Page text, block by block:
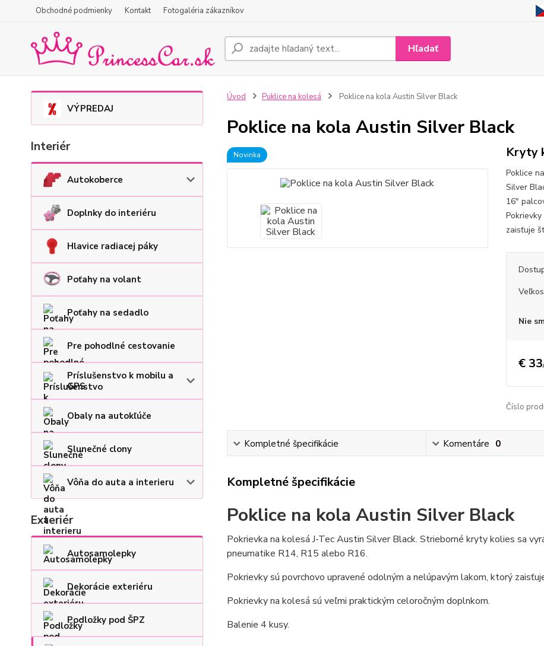
Obchodné podmienky Kontakt Fotogaléria zákazníkov
Hľadať
VÝPREDAJ
Interiér
Autokoberce
Doplnky do interiéru
Hlavice radiacej páky
Poťahy na volant
Poťahy na sedadlo
Pre pohodlné cestovanie
Príslušenstvo k mobilu a
GPS
Obaly na autokľúče
Slunečné clony
Vôňa do auta a interieru
Exteriér
Autosamolepky
Dekorácie exteriéru
Podložky pod ŠPZ
Úvod Puklice na kolesá Poklice na kola Austin Silver Black
Poklice na kola Austin Silver Black
Novinka Kryty
Poklice
Silver
16"
zaisťuje
Nie
€ 33
Číslo
Kompletné špecifikácie Komentáre 0
Kompletné špecifikácie
Poklice na kola Austin Silver Black
Pokrievka na kolesá J-Tec Austin Silver Black. Strieborné kryty kolies sa
pneumatike R14, R15 alebo R16.
Pokrievky sú povrchovo upravené odolným a nelúpavým lakom, ktorý
Pokrievky na kolesá sú veľmi praktickým celoročným doplnkom.
Balenie 4 kusy.